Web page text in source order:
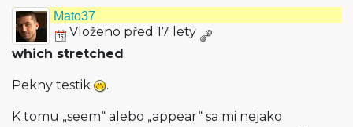
Mato37
Vloženo před 17 lety
which stretched
Pekny testik .
K tomu „seem“ alebo „appear“ sa mi nejako